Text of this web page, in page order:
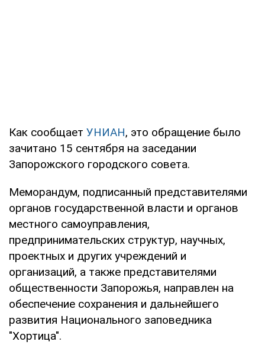
Как сообщает УНИАН, это обращение было
зачитано 15 сентября на заседании
Запорожского городского совета.
Меморандум, подписанный представителями
органов государственной власти и органов
местного самоуправления,
предпринимательских структур, научных,
проектных и других учреждений и
организаций, а также представителями
общественности Запорожья, направлен на
обеспечение сохранения и дальнейшего
развития Национального заповедника
"Хортица".